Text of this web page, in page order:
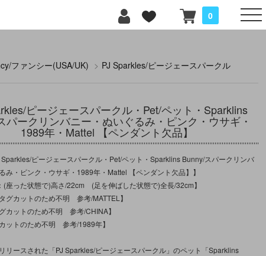
0
ファンシー(USA/UK) > PJ Sparkles/ピージェースパークル
ピージェースパークル・Pet/ペット・Sparklins
パークリンバニー・ぬいぐるみ・ピンク・ウサギ・
1989年・Mattel 【ペンダント欠品】
Sparkles/ピージェースパークル・Pet/ペット・Sparklins Bunny/スパークリンバ
み・ピンク・ウサギ・1989年・Mattel 【ペンダント欠品】】
(座った状態で)高さ/22cm (足を伸ばした状態で)全長/32cm】
グカットのため不明 参考/MATTEL】
カットのため不明 参考/CHINA】
ットのため不明 参考/1989年】
リースされた「PJ Sparkles/ピージェースパークル」のペット「Sparklins